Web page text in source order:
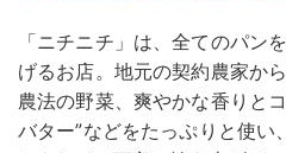
「ニチニチ」は、全てのパン
げるお店。地元の契約農家か
農法の野菜、爽やかな香りと
バター”などをたっぷりと使